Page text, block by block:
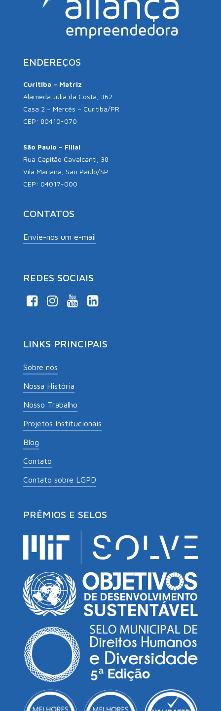
ENDEREÇOS
Curitiba – Matriz
Alameda Júlia da Costa, 362
Casa 2 – Mercês – Curitiba/PR
CEP: 80410-070
São Paulo – Filial
Rua Capitão Cavalcanti, 38
Vila Mariana, São Paulo/SP
CEP: 04017-000
CONTATOS
Envie-nos um e-mail
REDES SOCIAIS
LINKS PRINCIPAIS
Sobre nós
Nossa História
Nosso Trabalho
Projetos Institucionais
Blog
Contato
Contato sobre LGPD
PRÊMIOS E SELOS